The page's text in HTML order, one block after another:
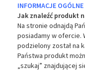
INFORMACJE OGÓLNE
Jak znaleźć produkt
Na stronie odnajdą
posiadamy w ofercie.
podzielony został na
Państwa produkt
„szukaj” znajdującej